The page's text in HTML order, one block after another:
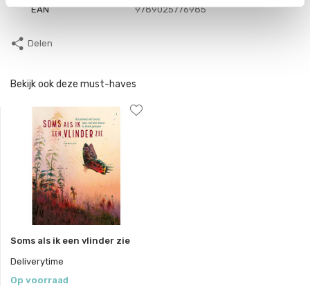
EAN 9789025776985
Delen
Bekijk ook deze must-haves
Soms als ik een vlinder zie
Deliverytime
Op voorraad